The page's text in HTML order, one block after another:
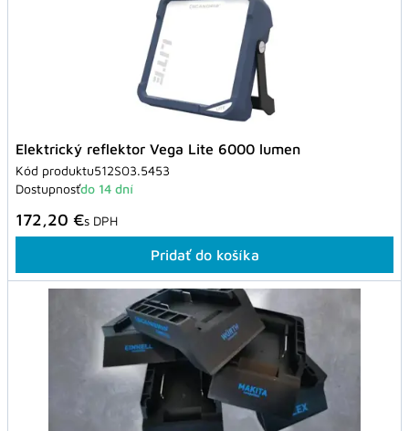
Elektrický reflektor Vega Lite 6000 lumen
Kód produktu512S03.5453
Dostupnosťdo 14 dní
172,20 €s DPH
Pridať do košíka